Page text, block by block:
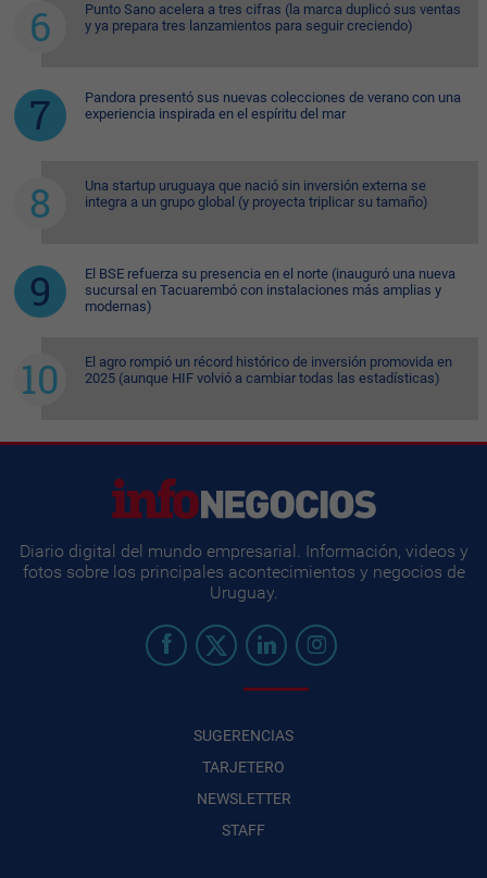
Punto Sano acelera a tres cifras (la marca duplicó sus ventas
y ya prepara tres lanzamientos para seguir creciendo)
Pandora presentó sus nuevas colecciones de verano con una
experiencia inspirada en el espíritu del mar
Una startup uruguaya que nació sin inversión externa se
integra a un grupo global (y proyecta triplicar su tamaño)
El BSE refuerza su presencia en el norte (inauguró una nueva
sucursal en Tacuarembó con instalaciones más amplias y
modernas)
El agro rompió un récord histórico de inversión promovida en
2025 (aunque HIF volvió a cambiar todas las estadísticas)
Diario digital del mundo empresarial. Información, videos y
fotos sobre los principales acontecimientos y negocios de
Uruguay.
SUGERENCIAS
TARJETERO
NEWSLETTER
STAFF